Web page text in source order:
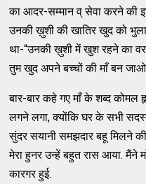
का आदर-सम्मान व् सेवा करने की
उनकी ख़ुशी की खातिर खुद को
था-“उनकी ख़ुशी में खुश रहने का
तुम खुद अपने बच्चों की माँ बन
बार-बार कहे गए माँ के शब्द
लगने लगा, क्योंकि घर के सभी
सुंदर सयानी समझदार बहू मिलने
मेरा हुनर उन्हें बहुत रास आया. मैंने
कारगर हुई.